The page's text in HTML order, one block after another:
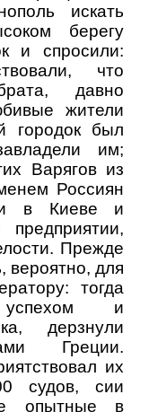
искать
берегу
и спросили:
что
давно
жители
городок был
им;
Варягов из
Россиян
в Киеве и
Прежде
вероятно, для
тогда
и
дерзнули
Греции.
их
судов, сии
опытные в